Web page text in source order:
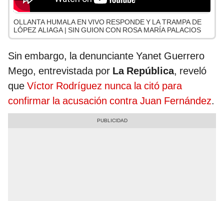
OLLANTA HUMALA EN VIVO RESPONDE Y LA TRAMPA DE
LÓPEZ ALIAGA | SIN GUION CON ROSA MARÍA PALACIOS
Sin embargo, la denunciante Yanet Guerrero
Mego, entrevistada por La República, reveló
que Víctor Rodríguez nunca la citó para
confirmar la acusación contra Juan Fernández.